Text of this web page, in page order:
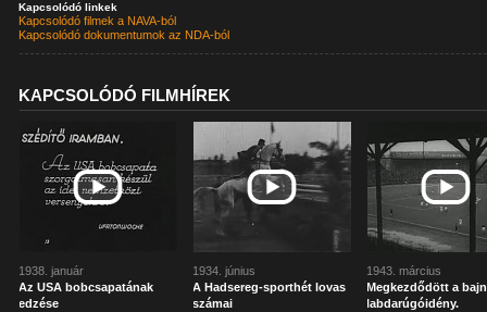
Kapcsolódó linkek
Kapcsolódó filmek a NAVA-ból
Kapcsolódó dokumentumok az NDA-ból
KAPCSOLÓDÓ FILMHÍREK
1938. január
Az USA bobcsapatának
edzése
1934. június
A Hadsereg-sporthét lovas
számai
1943. március
Megkezdődött a
labdarúgóidény.